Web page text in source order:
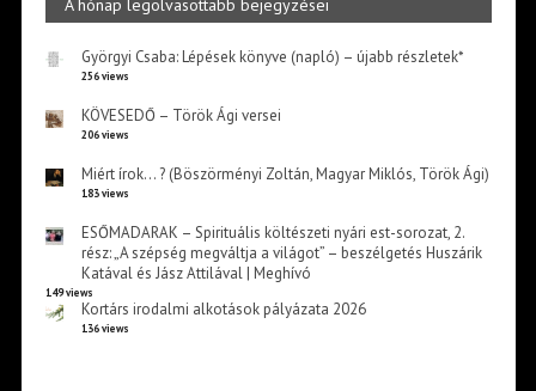
A hónap legolvasottabb bejegyzései
Györgyi Csaba: Lépések könyve (napló) – újabb részletek*
256 views
KÖVESEDŐ – Török Ági versei
206 views
Miért írok… ? (Böszörményi Zoltán, Magyar Miklós, Török Ági)
183 views
ESŐMADARAK – Spirituális költészeti nyári est-sorozat, 2.
rész: „A szépség megváltja a világot” – beszélgetés Huszárik
Katával és Jász Attilával | Meghívó
149 views
Kortárs irodalmi alkotások pályázata 2026
136 views